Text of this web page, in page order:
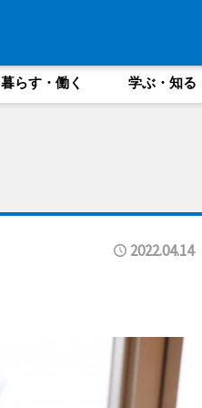
暮らす・働く 学ぶ・知る
2022.04.14